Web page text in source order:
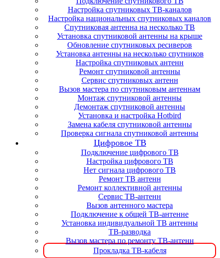
Настройка спутниковых ТВ-каналов
Настройка национальных спутниковых каналов
Спутниковая антенна на несколько ТВ
Установка спутниковой антенны на крыше
Обновление спутниковых ресиверов
Установка антенны на несколько спутников
Настройка спутниковых антенн
Ремонт спутниковой антенны
Сервис спутниковых антенн
Вызов мастера по спутниковым антеннам
Монтаж спутниковой антенны
Демонтаж спутниковой антенны
Установка и настройка Hotbird
Замена кабеля спутниковой антенны
Проверка сигнала спутниковой антенны
Цифровое ТВ
Подключение цифрового ТВ
Настройка цифрового ТВ
Нет сигнала цифрового ТВ
Ремонт ТВ антенн
Ремонт коллективной антенны
Сервис ТВ-антенн
Вызов антенного мастера
Подключение к общей ТВ-антенне
Установка индивидуальной ТВ антенны
ТВ-разводка
Вызов мастера по ремонту ТВ-антенн
Прокладка ТВ-кабеля